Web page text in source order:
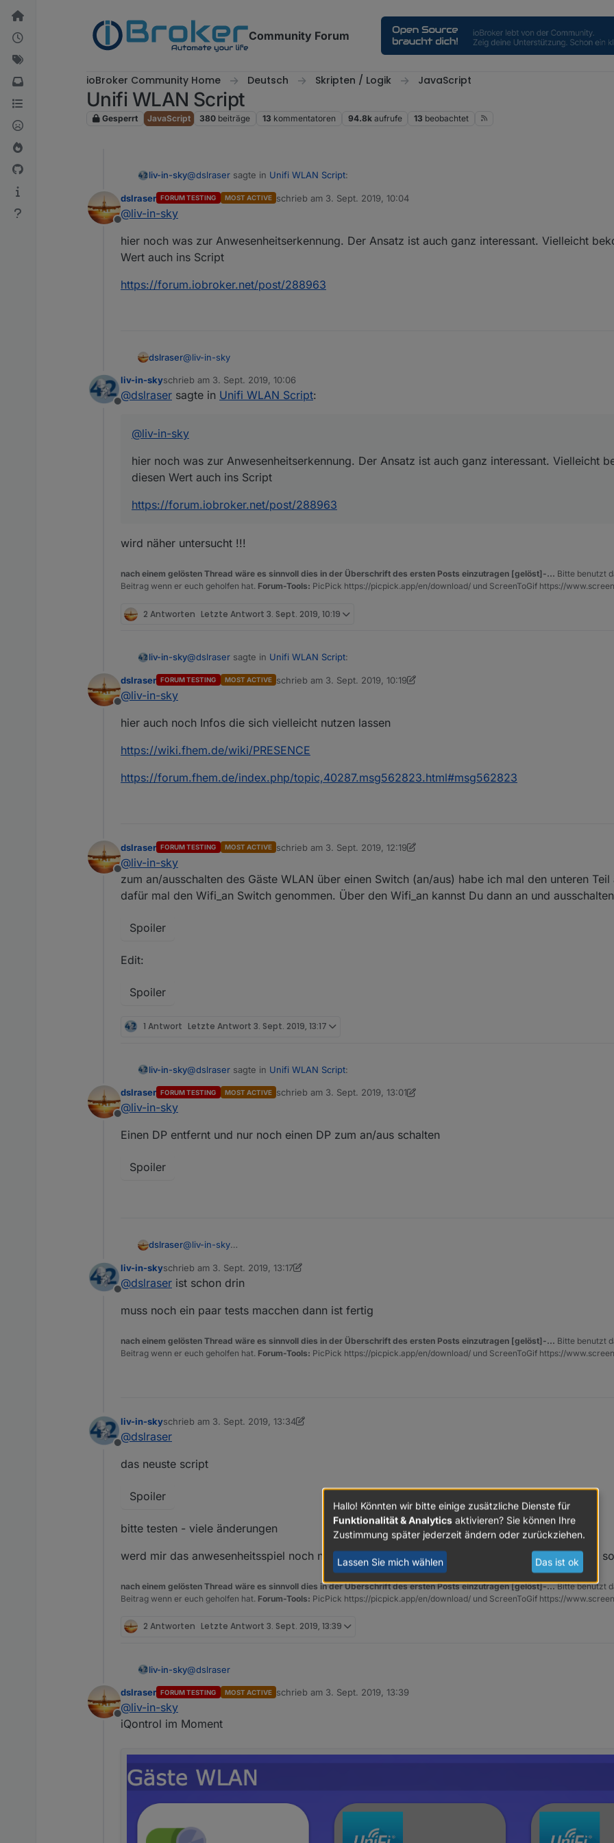
Weiter zum Inhalt
Community Forum
ioBroker Community Home Deutsch Skripten / Logik JavaScript
Unifi WLAN Script
Gesperrt JavaScript 380 beiträge 13 kommentatoren 94.8k aufrufe 13 beobachtet
liv-in-sky@dslraser sagte in Unifi WLAN Script:
ja cool - im querfomat perfect !
Offline
dslraser FORUM TESTING MOST ACTIVE schrieb am 3. Sept. 2019, 10:04
zuletzt editiert von
@liv-in-sky
hier noch was zur Anwesenheitserkennung. Der Ansatz ist auch ganz interessant. Vielleicht
Wert auch ins Script
https://forum.iobroker.net/post/288963
dslraser@liv-in-sky
hier noch was zur Anwesenheitserkennung. Der Ansatz ist auch ganz interessant. Vielleicht
auch ins Script
Offline
liv-in-skyschrieb am 3. Sept. 2019, 10:06
zuletzt editiert von
@dslraser sagte in Unifi WLAN Script:
@liv-in-sky
hier noch was zur Anwesenheitserkennung. Der Ansatz ist auch ganz interessant. Vielleicht
diesen Wert auch ins Script
https://forum.iobroker.net/post/288963
wird näher untersucht !!!
nach einem gelösten Thread wäre es sinnvoll dies in der Überschrift des ersten Posts einzutragen [gelöst]-... Bitte benutzt
Beitrag wenn er euch geholfen hat. Forum-Tools: PicPick https://picpick.app/en/download/ und ScreenToGif https://
2 Antworten Letzte Antwort 3. Sept. 2019, 10:19
liv-in-sky@dslraser sagte in Unifi WLAN Script:
hier noch was zur Anwesenheitserkennung. Der Ansatz ist auch ganz interessant. Vielleicht
https://forum.iobroker.net/post/288963
wird näher untersucht !!!
Offline
dslraser FORUM TESTING MOST ACTIVE schrieb am 3. Sept. 2019, 10:19
zuletzt editiert von dslraser9. März 2019, 12:19
@liv-in-sky
hier auch noch Infos die sich vielleicht nutzen lassen
https://wiki.fhem.de/wiki/PRESENCE
https://forum.fhem.de/index.php/topic,40287.msg562823.html#msg562823
Offline
dslraser FORUM TESTING MOST ACTIVE schrieb am 3. Sept. 2019, 12:19
zuletzt editiert von dslraser9. März 2019, 14:45
@liv-in-sky
zum an/ausschalten des Gäste WLAN über einen Switch (an/aus) habe ich mal den unteren
dafür mal den Wifi_an Switch genommen. Über den Wifi_an kannst Du dann an und
Spoiler
Edit:
Spoiler
1 Antwort Letzte Antwort 3. Sept. 2019, 13:17
liv-in-sky@dslraser sagte in Unifi WLAN Script:
hier noch was zur Anwesenheitserkennung. Der Ansatz ist auch ganz interessant. Vielleicht
wird näher untersucht !!!
Offline
dslraser FORUM TESTING MOST ACTIVE schrieb am 3. Sept. 2019, 13:01
zuletzt editiert von dslraser9. März 2019, 15:13
@liv-in-sky
Einen DP entfernt und nur noch einen DP zum an/aus schalten
Spoiler
dslraser@liv-in-sky
mal den Wifi_an Switch genommen. Über den Wifi_an kannst Du dann an und ausschalten.
Spoiler
Offline
liv-in-skyschrieb am 3. Sept. 2019, 13:17
zuletzt editiert von liv-in-sky 9. März 2019, 15:17
@dslraser ist schon drin
muss noch ein paar tests macchen dann ist fertig
nach einem gelösten Thread wäre es sinnvoll dies in der Überschrift des ersten Posts einzutragen [gelöst]-... Bitte benutzt
Beitrag wenn er euch geholfen hat. Forum-Tools: PicPick https://picpick.app/en/download/ und ScreenToGif https://
Offline
liv-in-skyschrieb am 3. Sept. 2019, 13:34
zuletzt editiert von liv-in-sky9. März 2019, 15:35
@dslraser
das neuste script
Spoiler
bitte testen - viele änderungen
werd mir das anwesenheitsspiel noch näher ansehen - aber wenn alles funktioniert sollte das
nach einem gelösten Thread wäre es sinnvoll dies in der Überschrift des ersten Posts einzutragen [gelöst]-...Bitte benutzt
Beitrag wenn er euch geholfen hat. Forum-Tools: PicPick https://picpick.app/en/download/ und ScreenToGif https://
2 Antworten Letzte Antwort 3. Sept. 2019, 13:39
liv-in-sky@dslraser
das neuste script
bitte testen - viele änderungen
werd mir das anwesenheitsspiel noch näher ansehen - aber wenn alles funktioniert sollte das so
Offline
dslraser FORUM TESTING MOST ACTIVE schrieb am 3. Sept. 2019, 13:39
zuletzt editiert von
@liv-in-sky
iQontrol im Moment
Hallo! Könnten wir bitte einige zusätzliche Dienste für
Funktionalität & Analytics aktivieren? Sie können Ihre
Zustimmung später jederzeit ändern oder zurückziehen.
Lassen Sie mich wählen Das ist ok